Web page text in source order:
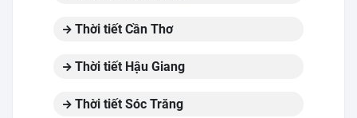
Thời tiết Cần Thơ
Thời tiết Hậu Giang
Thời tiết Sóc Trăng